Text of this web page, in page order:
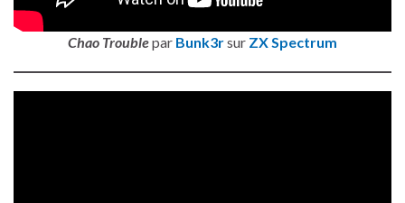
Chao Troublepar Bunk3rsur ZX Spectrum